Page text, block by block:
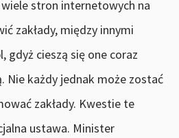
stron internetowych na
zakłady, między innymi
gdyż cieszą się one coraz
Nie każdy jednak może zostać
zakłady. Kwestie te
ustawa. Minister